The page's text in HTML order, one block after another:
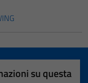
su questa